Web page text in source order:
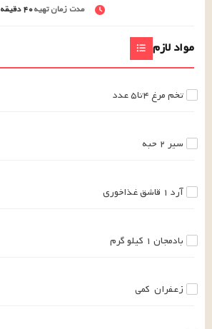
مدت زمان تهیه۴۰دقیقه
مواد لازم
تخم مرغ ۴تا۵ عدد
سیر ۲ حبه
آرد ۱ قاشق غذاخوری
بادمجان ۱ کیلو گرم
زعفران کمی